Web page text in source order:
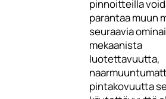
pinnoitteilla
parantaa muun
seuraavia
mekaanista
luotettavuutta,
pintakovuutta